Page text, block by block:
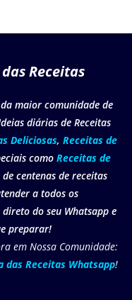
Receitas
maior comunidade de
diárias de Receitas
Deliciosas, Receitas de
como Receitas de
de centenas de receitas
a todos os
do seu Whatsapp e
preparar!
em Nossa Comunidade:
das Receitas Whatsapp!